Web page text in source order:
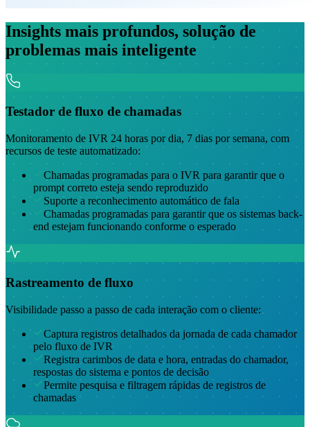
Insights mais profundos, solução de
problemas mais inteligente
Testador de fluxo de chamadas
Monitoramento de IVR 24 horas por dia, 7 dias por semana, com
recursos de teste automatizado:
Chamadas programadas para o IVR para garantir que o
prompt correto esteja sendo reproduzido
Suporte a reconhecimento automático de fala
Chamadas programadas para garantir que os sistemas back-
end estejam funcionando conforme o esperado
Rastreamento de fluxo
Visibilidade passo a passo de cada interação com o cliente:
Captura registros detalhados da jornada de cada chamador
pelo fluxo de IVR
Registra carimbos de data e hora, entradas do chamador,
respostas do sistema e pontos de decisão
Permite pesquisa e filtragem rápidas de registros de
chamadas